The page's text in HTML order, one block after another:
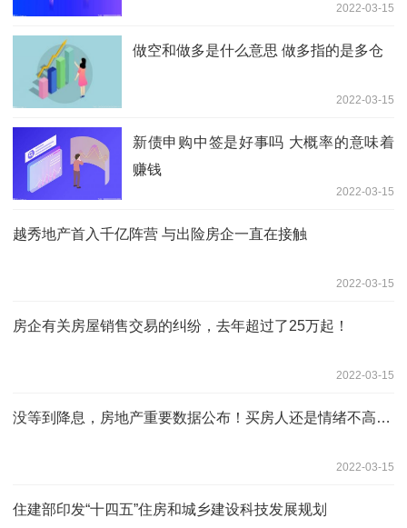
2022-03-15
做空和做多是什么意思 做多指的是多仓
2022-03-15
新债申购中签是好事吗 大概率的意味着
赚钱
2022-03-15
越秀地产首入千亿阵营 与出险房企一直在接触
2022-03-15
房企有关房屋销售交易的纠纷，去年超过了25万起！
2022-03-15
没等到降息，房地产重要数据公布！买房人还是情绪不高…
2022-03-15
住建部印发“十四五”住房和城乡建设科技发展规划